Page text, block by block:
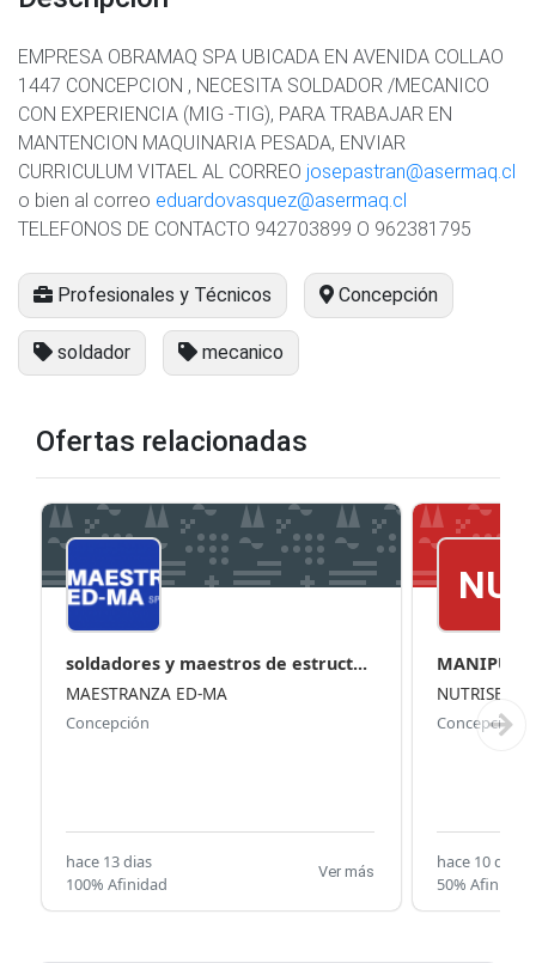
EMPRESA OBRAMAQ SPA UBICADA EN AVENIDA COLLAO
1447 CONCEPCION , NECESITA SOLDADOR /MECANICO
CON EXPERIENCIA (MIG -TIG), PARA TRABAJAR EN
MANTENCION MAQUINARIA PESADA, ENVIAR
CURRICULUM VITAEL AL CORREO josepastran@asermaq.cl
o bien al correo eduardovasquez@asermaq.cl
TELEFONOS DE CONTACTO 942703899 O 962381795
Profesionales y Técnicos Concepción
soldador mecanico
Ofertas relacionadas
soldadores y maestros de estruct...
MAESTRANZA ED-MA
Concepción
hace 13 dias
100% Afinidad
Ver más
NU
NUTRISERV
Concepción
hace 10 dias
50% Afinidad